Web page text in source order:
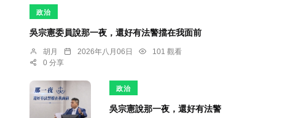
政治
吳宗憲委員說那一夜，還好有法警擋在我面前
胡月 2026年八月06日
101 觀看
0 分享
政治
吳宗憲說那一夜，還好有法警